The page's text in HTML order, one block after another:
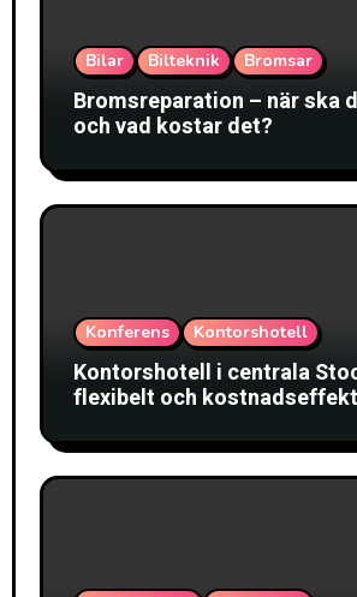
Bilar Bilteknik Bromsar
Bromsreparation – när ska
och vad kostar det?
Konferens Kontorshotell
Kontorshotell i centrala
flexibelt och